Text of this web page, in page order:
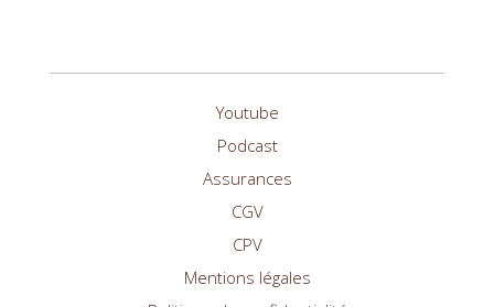
Youtube
Podcast
Assurances
CGV
CPV
Mentions légales